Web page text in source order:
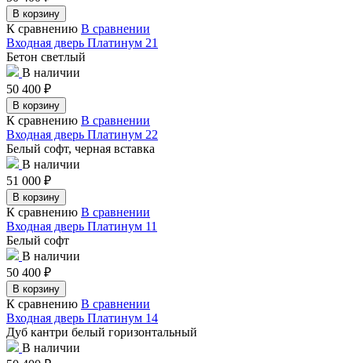
В корзину
К сравнению В сравнении
Входная дверь Платинум 21
Бетон светлый
В наличии
50 400 ₽
В корзину
К сравнению В сравнении
Входная дверь Платинум 22
Белый софт, черная вставка
В наличии
51 000 ₽
В корзину
К сравнению В сравнении
Входная дверь Платинум 11
Белый софт
В наличии
50 400 ₽
В корзину
К сравнению В сравнении
Входная дверь Платинум 14
Дуб кантри белый горизонтальный
В наличии